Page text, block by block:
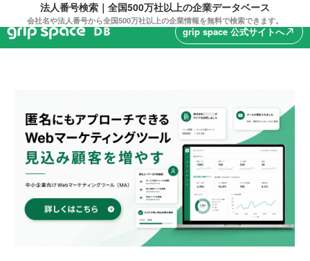
法人番号検索｜全国500万社以上の企業データベース
会社名や法人番号から全国500万社以上の企業情報を無料で検索できます。
grip space 公式サイトへnorth_east